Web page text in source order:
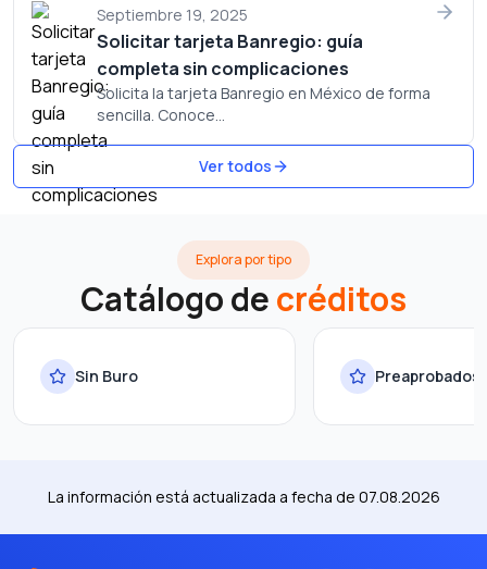
Septiembre 19, 2025
Solicitar tarjeta Banregio: guía
completa sin complicaciones
Solicita la tarjeta Banregio en México de forma
sencilla. Conoce...
Ver todos
Explora por tipo
Catálogo decréditos
Sin Buro Preaprobados
La información está actualizada a fecha de 07.08.2026